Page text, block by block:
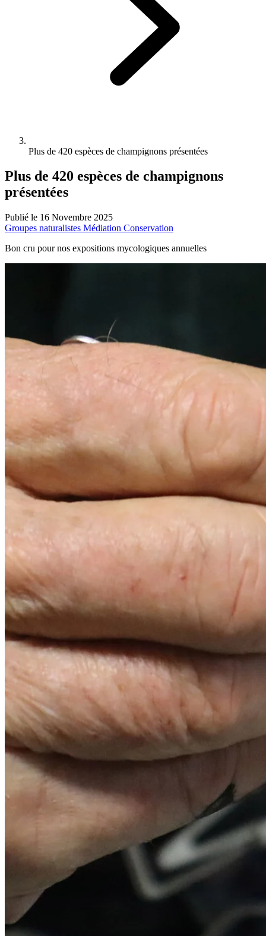
Plus de 420 espèces de champignons présentées
Plus de 420 espèces de champignons
présentées
Publié le 16 Novembre 2025
Groupes naturalistes Médiation Conservation
Bon cru pour nos expositions mycologiques annuelles